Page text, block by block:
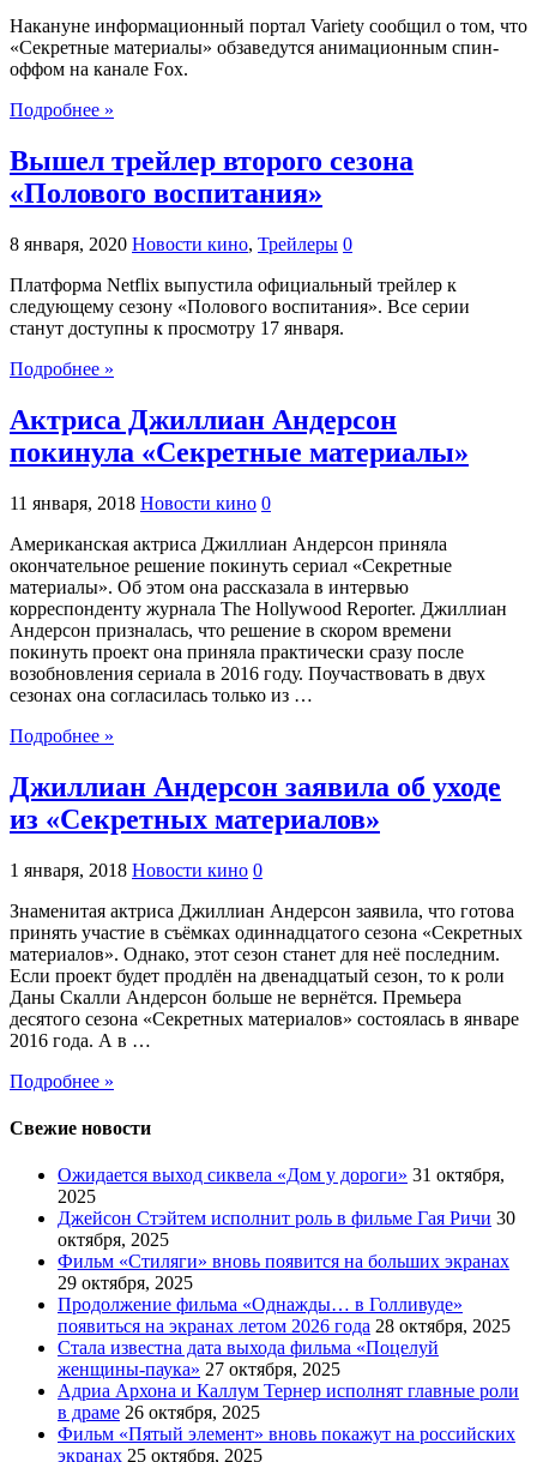
Накануне информационный портал Variety сообщил о том, что
«Секретные материалы» обзаведутся анимационным спин-
оффом на канале Fox.
Подробнее »
Вышел трейлер второго сезона
«Полового воспитания»
8 января, 2020 Новости кино, Трейлеры 0
Платформа Netflix выпустила официальный трейлер к
следующему сезону «Полового воспитания». Все серии
станут доступны к просмотру 17 января.
Подробнее »
Актриса Джиллиан Андерсон
покинула «Секретные материалы»
11 января, 2018 Новости кино 0
Американская актриса Джиллиан Андерсон приняла
окончательное решение покинуть сериал «Секретные
материалы». Об этом она рассказала в интервью
корреспонденту журнала The Hollywood Reporter. Джиллиан
Андерсон призналась, что решение в скором времени
покинуть проект она приняла практически сразу после
возобновления сериала в 2016 году. Поучаствовать в двух
сезонах она согласилась только из …
Подробнее »
Джиллиан Андерсон заявила об уходе
из «Секретных материалов»
1 января, 2018 Новости кино 0
Знаменитая актриса Джиллиан Андерсон заявила, что готова
принять участие в съёмках одиннадцатого сезона «Секретных
материалов». Однако, этот сезон станет для неё последним.
Если проект будет продлён на двенадцатый сезон, то к роли
Даны Скалли Андерсон больше не вернётся. Премьера
десятого сезона «Секретных материалов» состоялась в январе
2016 года. А в …
Подробнее »
Свежие новости
Ожидается выход сиквела «Дом у дороги» 31 октября,
2025
Джейсон Стэйтем исполнит роль в фильме Гая Ричи 30
октября, 2025
Фильм «Стиляги» вновь появится на больших экранах
29 октября, 2025
Продолжение фильма «Однажды… в Голливуде»
появиться на экранах летом 2026 года 28 октября, 2025
Стала известна дата выхода фильма «Поцелуй
женщины-паука» 27 октября, 2025
Адриа Архона и Каллум Тернер исполнят главные роли
в драме 26 октября, 2025
Фильм «Пятый элемент» вновь покажут на российских
экранах 25 октября, 2025